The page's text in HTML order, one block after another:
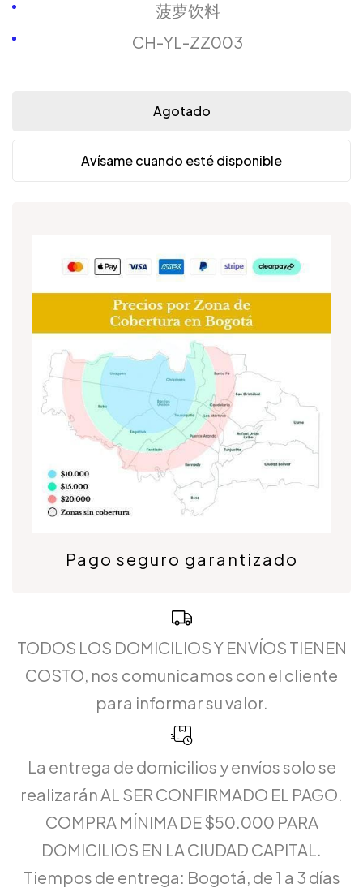
菠萝饮料
CH-YL-ZZ003
Agotado
Avísame cuando esté disponible
Pago seguro garantizado
TODOS LOS DOMICILIOS Y ENVÍOS TIENEN
COSTO, nos comunicamos con el cliente
para informar su valor.
La entrega de domicilios y envíos solo se
realizarán AL SER CONFIRMADO EL PAGO.
COMPRA MÍNIMA DE $50.000 PARA
DOMICILIOS EN LA CIUDAD CAPITAL.
Tiempos de entrega: Bogotá, de 1 a 3 días